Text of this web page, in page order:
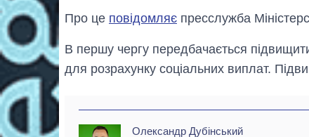
Про це повідомляє пресслужба
В першу чергу передбачається
для розрахунку соціальних виплат.
Олександр Дубінський